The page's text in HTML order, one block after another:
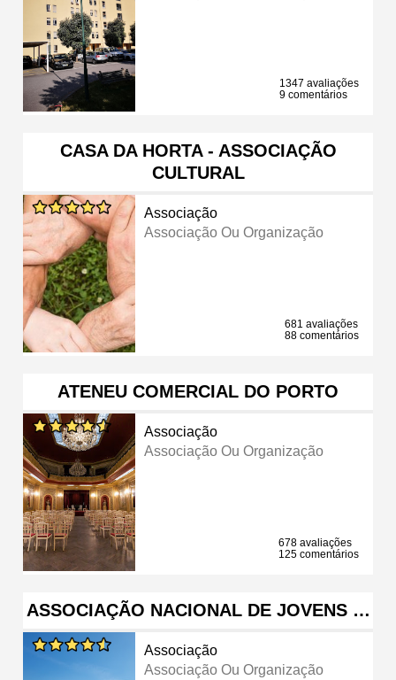
1347 avaliações
9 comentários
CASA DA HORTA - ASSOCIAÇÃO
CULTURAL
Associação
Associação Ou Organização
681 avaliações
88 comentários
ATENEU COMERCIAL DO PORTO
Associação
Associação Ou Organização
678 avaliações
125 comentários
ASSOCIAÇÃO NACIONAL DE JOVENS …
Associação
Associação Ou Organização